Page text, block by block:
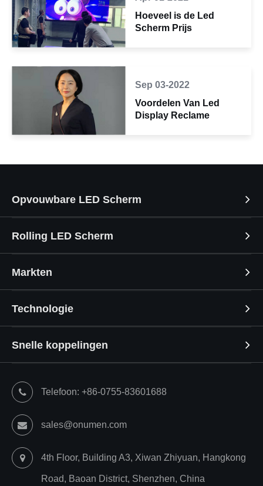
Hoeveel is de Led
Scherm Prijs
Sep 03-2022
Voordelen Van Led
Display Reclame
Opvouwbare LED Scherm
Rolling LED Scherm
Markten
Technologie
Snelle koppelingen
Telefoon: +86-0755-83601688
sales@onumen.com
4th Floor, Building A3, Xiwan Zhiyuan, Hangkong
Road, Baoan District, Shenzhen, China